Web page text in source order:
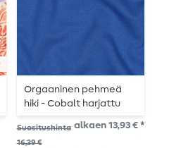
Orgaaninen pehmeä
hiki - Cobalt harjattu
039
Suositushinta
16,39 €
alkaen 13,93 € *